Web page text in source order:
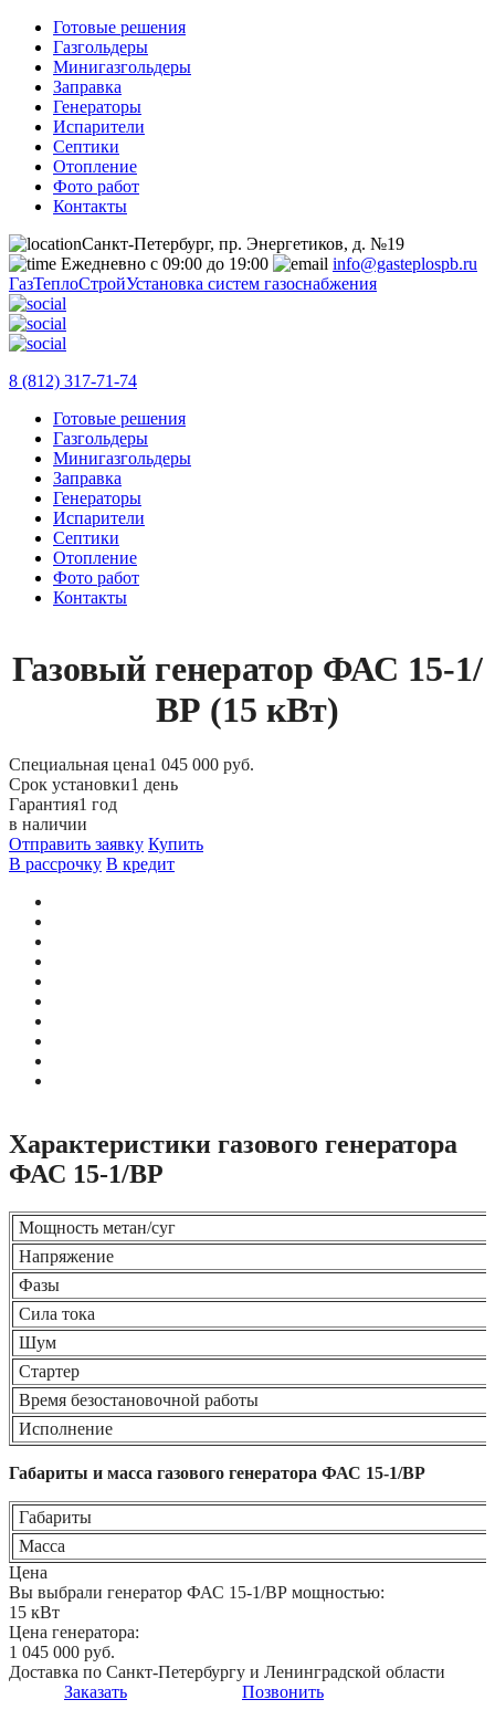
Готовые решения
Газгольдеры
Минигазгольдеры
Заправка
Генераторы
Испарители
Септики
Отопление
Фото работ
Контакты
Санкт-Петербург, пр. Энергетиков, д. №19
Ежедневно с 09:00 до 19:00
info@gasteplospb.ru
ГазТеплоСтройУстановка систем газоснабжения
8 (812) 317-71-74
Готовые решения
Газгольдеры
Минигазгольдеры
Заправка
Генераторы
Испарители
Септики
Отопление
Фото работ
Контакты
Газовый генератор ФАС 15-1/
ВР (15 кВт)
Специальная цена1 045 000 руб.
Срок установки1 день
Гарантия1 год
в наличии
Отправить заявку Купить
В рассрочку В кредит
Характеристики газового генератора
ФАС 15-1/ВР
Мощность метан/суг
Напряжение
Фазы
Сила тока
Шум
Стартер
Время безостановочной работы
Исполнение
Габариты и масса газового генератора ФАС 15-1/ВР
Габариты
Масса
Цена
Вы выбрали генератор ФАС 15-1/ВР мощностью:
15 кВт
Цена генератора:
1 045 000 руб.
Доставка по Санкт-Петербургу и Ленинградской области
Заказать
Позвонить